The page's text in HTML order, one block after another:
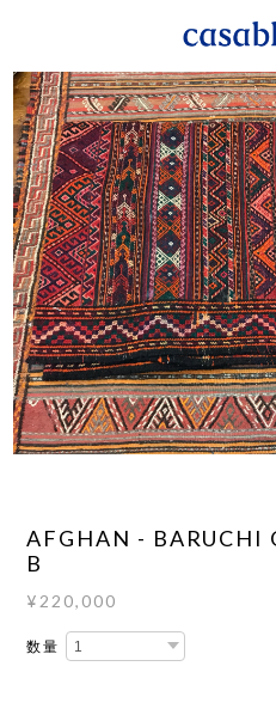
AFGHAN - BARUCHI
B
¥220,000
数量